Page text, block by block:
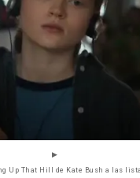
Up That Hill de Kate Bush a las